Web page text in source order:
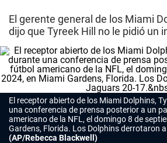
El gerente general de los Miami
dijo que Tyreek Hill no le pidió un
El receptor abierto de los Miami Dolphins,
una conferencia de prensa posterior a un
americano de la NFL, el domingo 8 de
Gardens, Florida. Los Dolphins derrotaron
(AP/Rebecca Blackwell)